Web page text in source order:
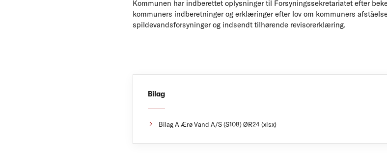
Kommunen har indberettet oplysninger til Forsyningssekretariatet efter
kommuners indberetninger og erklæringer efter lov om kommuners
spildevandsforsyninger og indsendt tilhørende revisorerklæring.
Bilag
Bilag A Ærø Vand A/S (S108) ØR24 (xlsx)